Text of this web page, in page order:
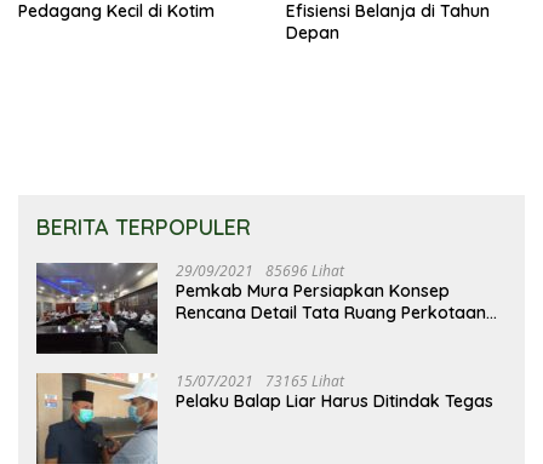
Pedagang Kecil di Kotim
Efisiensi Belanja di Tahun
Depan
BERITA TERPOPULER
29/09/2021 85696 Lihat
Pemkab Mura Persiapkan Konsep
Rencana Detail Tata Ruang Perkotaan
15/07/2021 73165 Lihat
Pelaku Balap Liar Harus Ditindak Tegas